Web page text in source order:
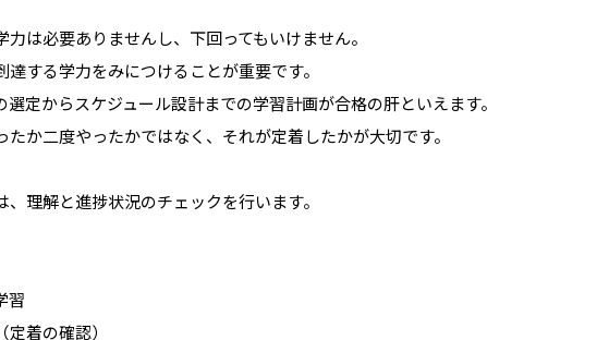
力は必要ありませんし、下回ってもいけません。
する学力をみにつけることが重要です。
選定からスケジュール設計までの学習計画が合格の肝といえます。
たか二度やったかではなく、それが定着したかが大切です。
、理解と進捗状況のチェックを行います。
習
着の確認）